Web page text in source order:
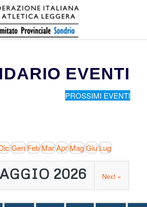
EVENTI
PROSSIMI EVENTI
GenFebMarAprMagGiuLug
2026 Next »